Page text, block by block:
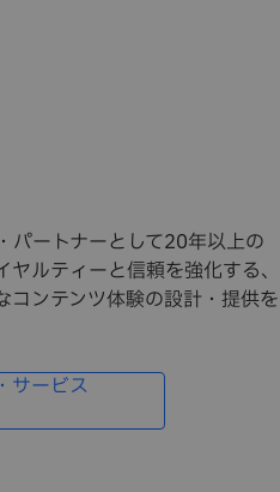
パートナーとして20年以上の
ルティーと信頼を強化する、
コンテンツ体験の設計・提供を
サービス